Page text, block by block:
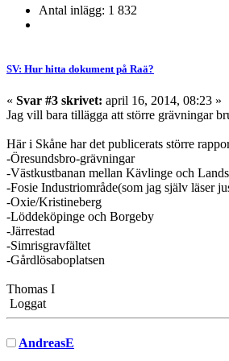
Antal inlägg: 1 832
SV: Hur hitta dokument på Raä?
« Svar #3 skrivet: april 16, 2014, 08:23 »
Jag vill bara tillägga att större grävningar
Här i Skåne har det publicerats större
-Öresundsbro-grävningar
-Västkustbanan mellan Kävlinge och
-Fosie Industriområde(som jag själv läser
-Oxie/Kristineberg
-Löddeköpinge och Borgeby
-Järrestad
-Simrisgravfältet
-Gårdlösaboplatsen
Thomas I
Loggat
AndreasE